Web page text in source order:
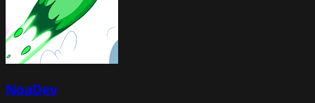
NoaDev